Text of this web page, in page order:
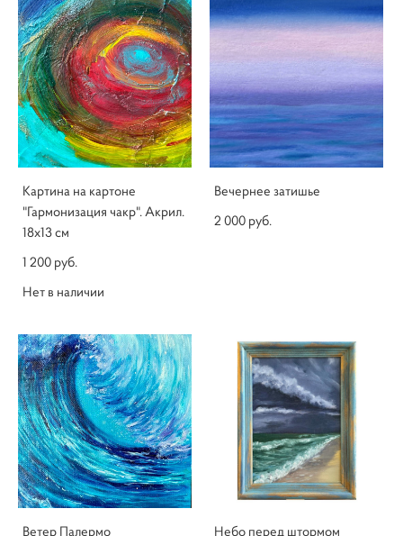
Картина на картоне
"Гармонизация чакр". Акрил.
18х13 см
1 200 pуб.
Нет в наличии
Вечернее затишье
2 000 pуб.
Ветер Палермо
Небо перед штормом